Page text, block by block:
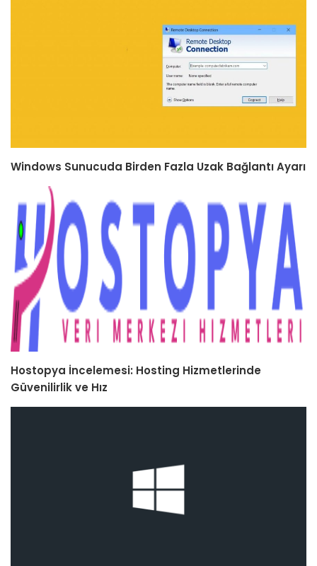
Windows Sunucuda Birden Fazla Uzak Bağlantı Ayarı
Hostopya İncelemesi: Hosting Hizmetlerinde
Güvenilirlik ve Hız